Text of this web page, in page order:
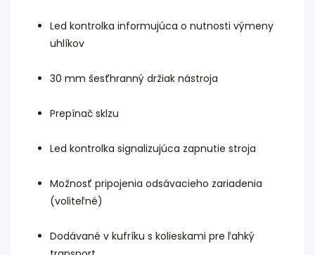
Led kontrolka informujúca o nutnosti výmeny
uhlíkov
30 mm šesťhranný držiak nástroja
Prepínač sklzu
Led kontrolka signalizujúca zapnutie stroja
Možnosť pripojenia odsávacieho zariadenia
(voliteľné)
Dodávané v kufríku s kolieskami pre ľahký